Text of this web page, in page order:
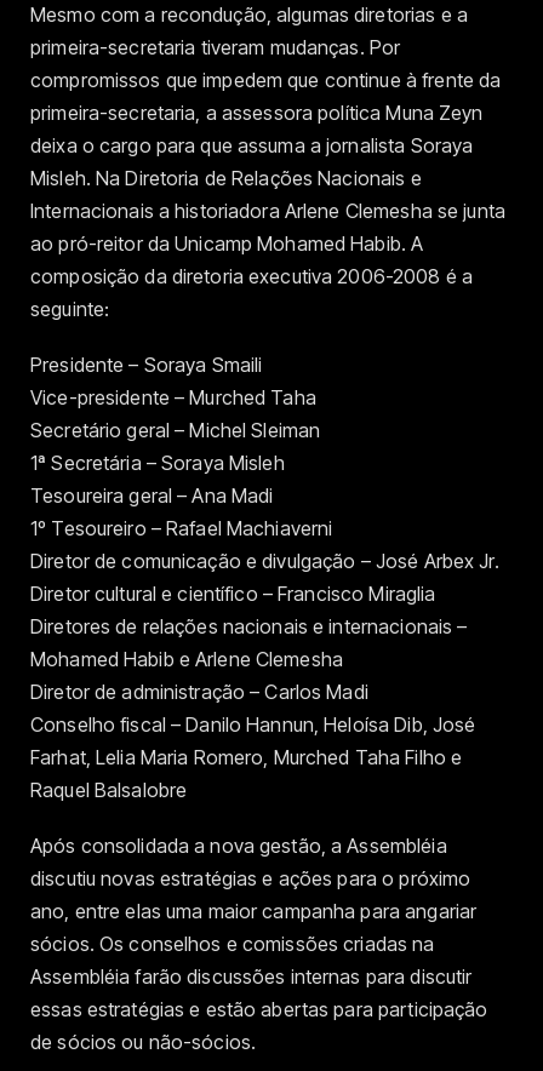
Mesmo com a recondução, algumas diretorias e a
primeira-secretaria tiveram mudanças. Por
compromissos que impedem que continue à frente da
primeira-secretaria, a assessora política Muna Zeyn
deixa o cargo para que assuma a jornalista Soraya
Misleh. Na Diretoria de Relações Nacionais e
Internacionais a historiadora Arlene Clemesha se junta
ao pró-reitor da Unicamp Mohamed Habib. A
composição da diretoria executiva 2006-2008 é a
seguinte:
Presidente – Soraya Smaili
Vice-presidente – Murched Taha
Secretário geral – Michel Sleiman
1ª Secretária – Soraya Misleh
Tesoureira geral – Ana Madi
1º Tesoureiro – Rafael Machiaverni
Diretor de comunicação e divulgação – José Arbex Jr.
Diretor cultural e científico – Francisco Miraglia
Diretores de relações nacionais e internacionais –
Mohamed Habib e Arlene Clemesha
Diretor de administração – Carlos Madi
Conselho fiscal – Danilo Hannun, Heloísa Dib, José
Farhat, Lelia Maria Romero, Murched Taha Filho e
Raquel Balsalobre
Após consolidada a nova gestão, a Assembléia
discutiu novas estratégias e ações para o próximo
ano, entre elas uma maior campanha para angariar
sócios. Os conselhos e comissões criadas na
Assembléia farão discussões internas para discutir
essas estratégias e estão abertas para participação
de sócios ou não-sócios.